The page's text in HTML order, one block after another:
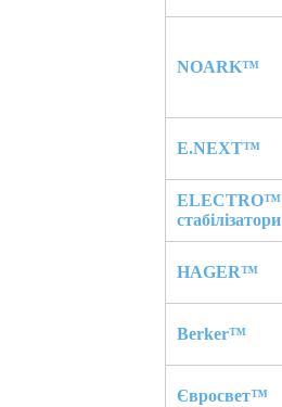
NOARK™
E.NEXT™
ELECTRO™
стабілізатори
HAGER™
Berker™
Євросвет™